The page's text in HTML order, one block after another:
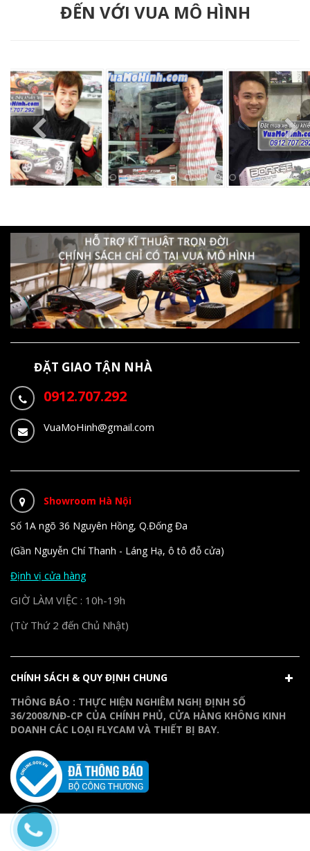
ĐẾN VỚI VUA MÔ HÌNH
ĐẶT GIAO TẬN NHÀ
0912.707.292
VuaMoHinh@gmail.com
Showroom Hà Nội
Số 1A ngõ 36 Nguyên Hồng, Q.Đống Đa
(Gần Nguyễn Chí Thanh - Láng Hạ, ô tô đỗ cửa)
Định vị cửa hàng
GIỜ LÀM VIỆC : 10h-19h
(Từ Thứ 2 đến Chủ Nhật)
CHÍNH SÁCH & QUY ĐỊNH CHUNG
THÔNG BÁO : THỰC HIỆN NGHIÊM NGHỊ ĐỊNH SỐ
36/2008/NĐ-CP CỦA CHÍNH PHỦ, CỬA HÀNG KHÔNG KINH
DOANH CÁC LOẠI FLYCAM VÀ THIẾT BỊ BAY.